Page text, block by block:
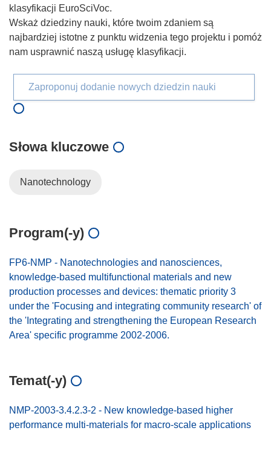
klasyfikacji EuroSciVoc.
Wskaż dziedziny nauki, które twoim zdaniem są
najbardziej istotne z punktu widzenia tego projektu i pomóż
nam usprawnić naszą usługę klasyfikacji.
Zaproponuj dodanie nowych dziedzin nauki
Słowa kluczowe
Nanotechnology
Program(-y)
FP6-NMP - Nanotechnologies and nanosciences,
knowledge-based multifunctional materials and new
production processes and devices: thematic priority 3
under the 'Focusing and integrating community research' of
the 'Integrating and strengthening the European Research
Area' specific programme 2002-2006.
Temat(-y)
NMP-2003-3.4.2.3-2 - New knowledge-based higher
performance multi-materials for macro-scale applications